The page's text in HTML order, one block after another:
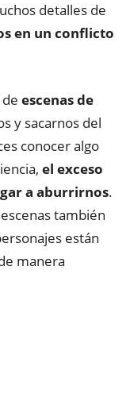
detalles de
en un conflicto
escenas de
y sacarnos del
conocer algo
el exceso
a aburrirnos.
también
están
manera